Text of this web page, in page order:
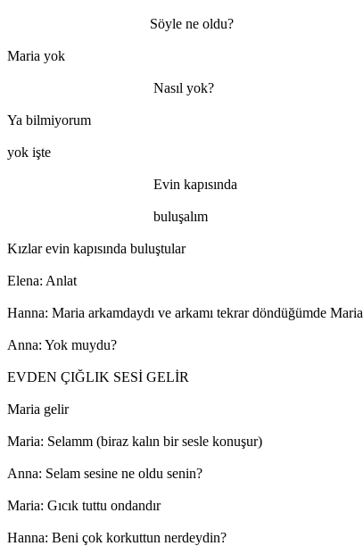
Söyle ne oldu?
Maria yok
Nasıl yok?
Ya bilmiyorum
yok işte
Evin kapısında
buluşalım
Kızlar evin kapısında buluştular
Elena: Anlat
Hanna: Maria arkamdaydı ve arkamı tekrar döndüğümde
Anna: Yok muydu?
EVDEN ÇIĞLIK SESİ GELİR
Maria gelir
Maria: Selamm (biraz kalın bir sesle konuşur)
Anna: Selam sesine ne oldu senin?
Maria: Gıcık tuttu ondandır
Hanna: Beni çok korkuttun nerdeydin?